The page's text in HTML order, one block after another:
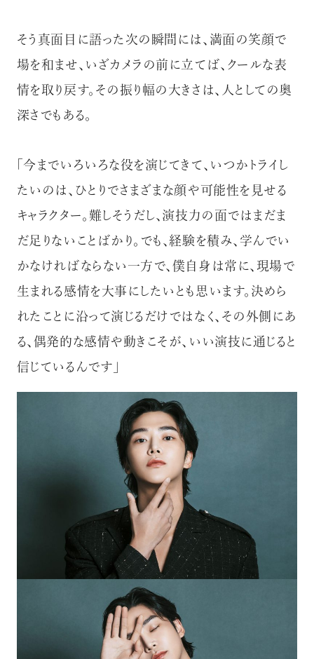
そう真面目に語った次の瞬間には、満面の笑顔で
場を和ませ、いざカメラの前に立てば、クールな表
情を取り戻す。その振り幅の大きさは、人としての奥
深さでもある。
「今までいろいろな役を演じてきて、いつかトライし
たいのは、ひとりでさまざまな顔や可能性を見せる
キャラクター。難しそうだし、演技力の面ではまだま
だ足りないことばかり。でも、経験を積み、学んでい
かなければならない一方で、僕自身は常に、現場で
生まれる感情を大事にしたいとも思います。決めら
れたことに沿って演じるだけではなく、その外側にあ
る、偶発的な感情や動きこそが、いい演技に通じると
信じているんです」